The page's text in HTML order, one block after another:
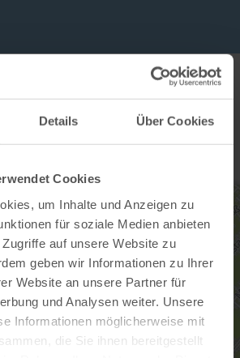
Details Über Cookies
Cookies
um Inhalte und Anzeigen zu
für soziale Medien anbieten
auf unsere Website zu
geben wir Informationen zu Ihrer
Website an unsere Partner für
und Analysen weiter. Unsere
Informationen möglicherweise mit
die Sie ihnen bereitgestellt